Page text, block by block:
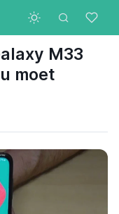
M33
moet